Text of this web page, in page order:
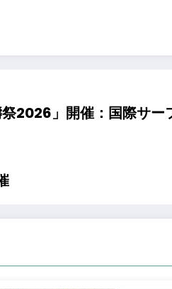
祭2026」開催：国際サ